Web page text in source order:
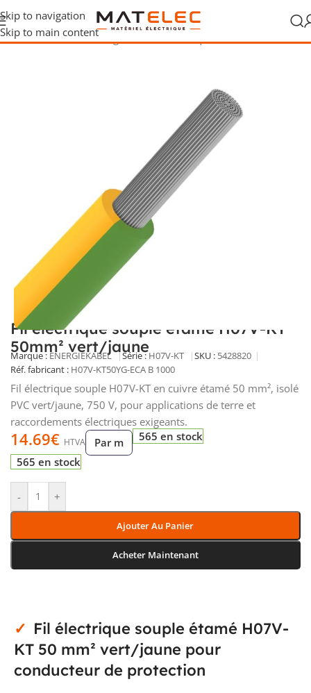
Skip to navigation
Skip to main content
Accueil/Câbles, fils et gaines/Fils électriques/Fils de terre
Fil électrique souple étamé H07V-KT
50mm² vert/jaune
Marque : ENERGIEKABEL Série : H07V-KT SKU : 5428820
Réf. fabricant : H07V-KT50YG-ECA B 1000
Fil électrique souple H07V-KT en cuivre étamé 50 mm², isolé
PVC vert/jaune, 750 V, pour applications de terre et
raccordements électriques exigeants.
14.69€ HTVA Par m
565 en stock
565 en stock
- +
Ajouter Au Panier
Acheter Maintenant
Fil électrique souple étamé H07V-
KT 50 mm² vert/jaune pour
conducteur de protection